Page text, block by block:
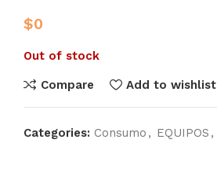
$0
Out of stock
Compare Add to wishlist
Categories: Consumo , EQUIPOS ,